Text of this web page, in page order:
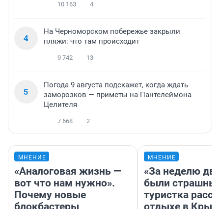
10 163 4
4
На Черноморском побережье закрыли
пляжи: что там происходит
9 742 13
5
Погода 9 августа подскажет, когда ждать
заморозков — приметы на Пантелеймона
Целителя
7 668 2
МНЕНИЕ
«Аналоговая жизнь —
вот что нам нужно».
Почему новые
блокбастеры
МНЕНИЕ
«За неделю
были
туристка
отдыхе в